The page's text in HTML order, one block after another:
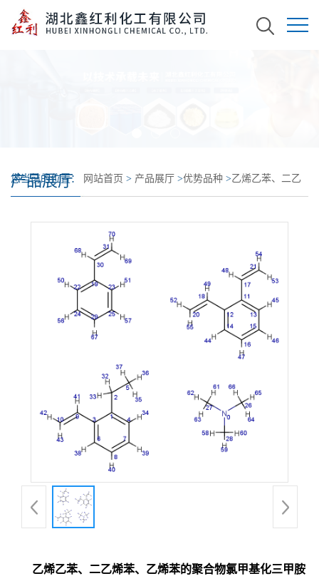
产品展厅
您当前的位置： 网站首页 > 产品展厅 >优势品种 >乙烯乙苯、二乙
乙烯乙苯、二乙烯苯、乙烯苯的聚合物氯甲基化三甲胺